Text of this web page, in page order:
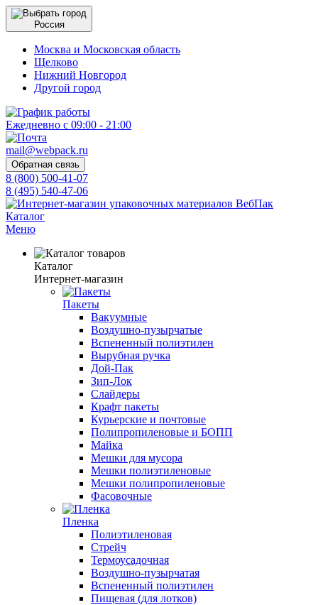
Россия
Москва и Московская область
Щелково
Нижний Новгород
Другой город
Ежедневно с 09:00 - 21:00
mail@webpack.ru
Обратная связь
8 (800) 500-41-07
8 (495) 540-47-06
Каталог
Меню
Каталог
Интернет-магазин
Пакеты
Вакуумные
Воздушно-пузырчатые
Вспененный полиэтилен
Вырубная ручка
Дой-Пак
Зип-Лок
Слайдеры
Крафт пакеты
Курьерские и почтовые
Полипропиленовые и БОПП
Майка
Мешки для мусора
Мешки полиэтиленовые
Мешки полипропиленовые
Фасовочные
Пленка
Полиэтиленовая
Стрейч
Термоусадочная
Воздушно-пузырчатая
Вспененный полиэтилен
Пищевая (для лотков)